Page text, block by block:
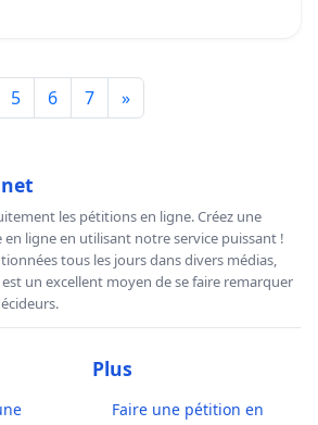
5 6 7 »
les pétitions en ligne. Créez une
ligne en utilisant notre service puissant !
tous les jours dans divers médias,
un excellent moyen de se faire remarquer
Plus
Faire une pétition en